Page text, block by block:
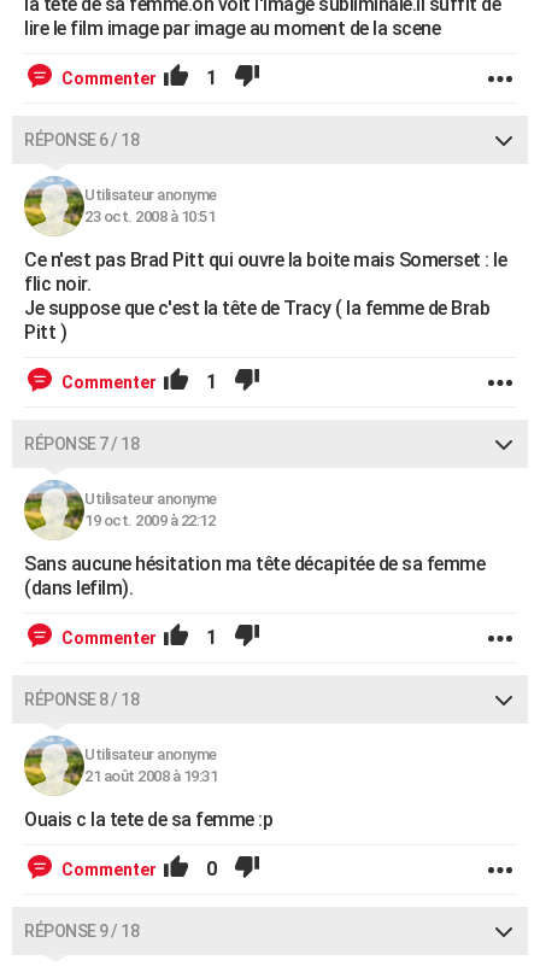
lire le film image par image au moment de la scene
Commenter 1
RÉPONSE 6 / 18
Utilisateur anonyme
23 oct. 2008 à 10:51
Ce n'est pas Brad Pitt qui ouvre la boite mais Somerset : le
flic noir.
Je suppose que c'est la tête de Tracy ( la femme de Brab
Pitt )
Commenter 1
RÉPONSE 7 / 18
Utilisateur anonyme
19 oct. 2009 à 22:12
Sans aucune hésitation ma tête décapitée de sa femme
(dans lefilm).
Commenter 1
RÉPONSE 8 / 18
Utilisateur anonyme
21 août 2008 à 19:31
Ouais c la tete de sa femme :p
Commenter 0
RÉPONSE 9 / 18